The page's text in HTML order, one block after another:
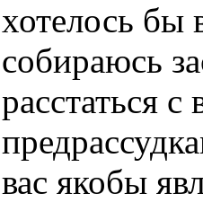
хотелось бы
собираюсь
расстаться
вас якобы